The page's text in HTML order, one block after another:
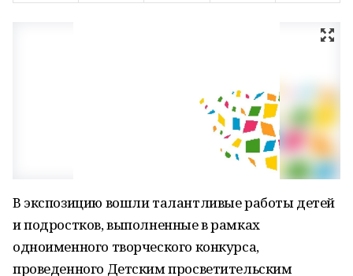
В экспозицию вошли талантливые работы детей
и подростков, выполненные в рамках
одноименного творческого конкурса,
проведенного Детским просветительским